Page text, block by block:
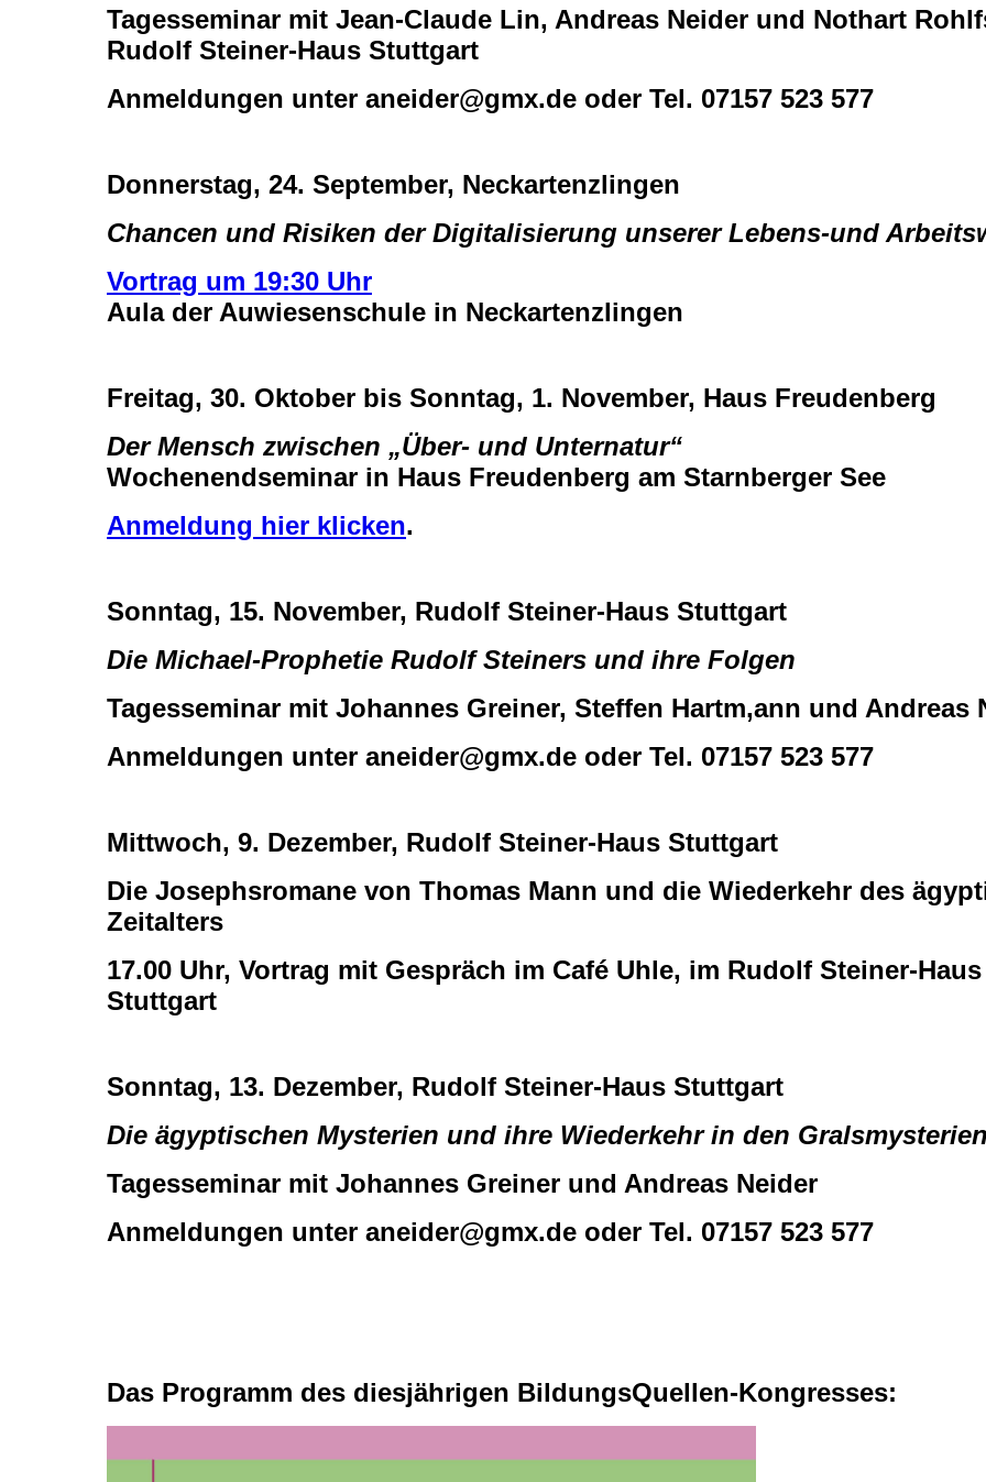
Tagesseminar mit Jean-Claude Lin, Andreas Neider und Nothart
Rudolf Steiner-Haus Stuttgart
Anmeldungen unter aneider@gmx.de oder Tel. 07157 523 577
Donnerstag, 24. September, Neckartenzlingen
Chancen und Risiken der Digitalisierung unserer Lebens-und
Vortrag um 19:30 Uhr
Aula der Auwiesenschule in Neckartenzlingen
Freitag, 30. Oktober bis Sonntag, 1. November, Haus Freudenberg
Der Mensch zwischen „Über- und Unternatur“
Wochenendseminar in Haus Freudenberg am Starnberger See
Anmeldung hier klicken.
Sonntag, 15. November, Rudolf Steiner-Haus Stuttgart
Die Michael-Prophetie Rudolf Steiners und ihre Folgen
Tagesseminar mit Johannes Greiner, Steffen Hartm,ann und Andreas
Anmeldungen unter aneider@gmx.de oder Tel. 07157 523 577
Mittwoch, 9. Dezember, Rudolf Steiner-Haus Stuttgart
Die Josephsromane von Thomas Mann und die Wiederkehr des
Zeitalters
17.00 Uhr, Vortrag mit Gespräch im Café Uhle, im Rudolf Steiner-Haus
Stuttgart
Sonntag, 13. Dezember, Rudolf Steiner-Haus Stuttgart
Die ägyptischen Mysterien und ihre Wiederkehr in den
Tagesseminar mit Johannes Greiner und Andreas Neider
Anmeldungen unter aneider@gmx.de oder Tel. 07157 523 577
Das Programm des diesjährigen BildungsQuellen-Kongresses: